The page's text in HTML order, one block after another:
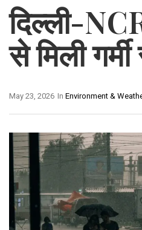
दिल्ली-
से मिली
In Environment &
May 23, 2026